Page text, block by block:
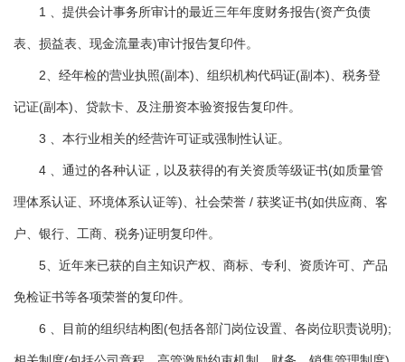
1 、提供会计事务所审计的最近三年年度财务报告(资产负债
表、损益表、现金流量表)审计报告复印件。
2、经年检的营业执照(副本)、组织机构代码证(副本)、税务登
记证(副本)、贷款卡、及注册资本验资报告复印件。
3 、本行业相关的经营许可证或强制性认证。
4 、通过的各种认证，以及获得的有关资质等级证书(如质量管
理体系认证、环境体系认证等)、社会荣誉 / 获奖证书(如供应商、客
户、银行、工商、税务)证明复印件。
5、近年来已获的自主知识产权、商标、专利、资质许可、产品
免检证书等各项荣誉的复印件。
6 、目前的组织结构图(包括各部门岗位设置、各岗位职责说明);